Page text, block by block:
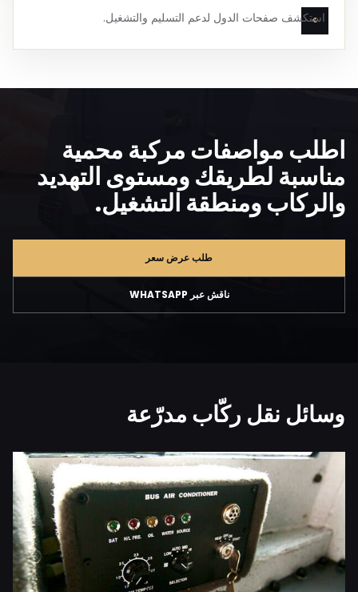
استكشف صفحات الدول لدعم التسليم والتشغيل.
اطلب مواصفات مركبة محمية
مناسبة لطريقك ومستوى التهديد
والركاب ومنطقة التشغيل.
طلب عرض سعر
ناقش عبر WHATSAPP
وسائل نقل ركّاب مدرّعة